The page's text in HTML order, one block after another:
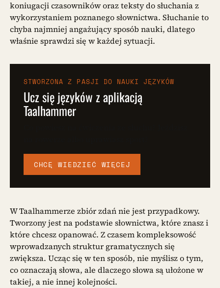
koniugacji czasowników oraz teksty do słuchania z
wykorzystaniem poznanego słownictwa. Słuchanie to
chyba najmniej angażujący sposób nauki, dlatego
właśnie sprawdzi się w każdej sytuacji.
STWORZONA Z PASJI DO NAUKI JĘZYKÓW
Ucz się języków z aplikacją
Taalhammer
CHCĘ WIEDZIEĆ WIĘCEJ
W Taalhammerze zbiór zdań nie jest przypadkowy.
Tworzony jest na podstawie słownictwa, które znasz i
które chcesz opanować. Z czasem kompleksowość
wprowadzanych struktur gramatycznych się
zwiększa. Ucząc się w ten sposób, nie myślisz o tym,
co oznaczają słowa, ale dlaczego słowa są ułożone w
takiej, a nie innej kolejności.